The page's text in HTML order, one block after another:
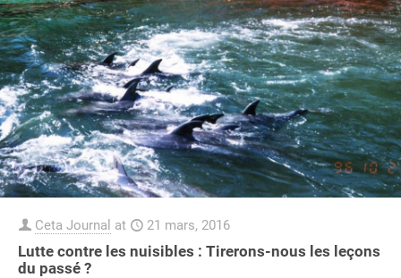
Ceta Journal at 21 mars, 2016
Lutte contre les nuisibles : Tirerons-nous les leçons
du passé ?